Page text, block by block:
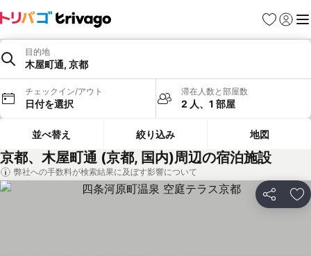
お気に入り
ログイ
メ
目的地
木屋町通, 京都
チェックイン/アウト
日付を選択
滞在人数と部屋数
2 人、1 部屋
並べ替え 絞り込み 地図
京都、木屋町通 (京都, 国内)周辺の宿泊施設
弊社への手数料が検索結果に及ぼす影響について
シェア お